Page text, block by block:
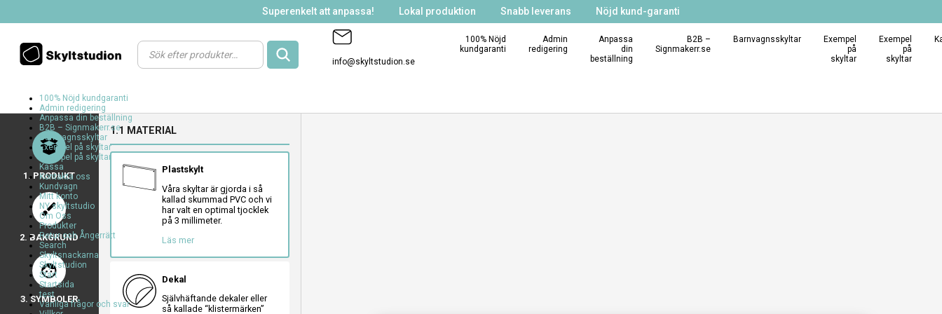
Superenkelt att anpassa! Lokal produktion Snabb leverans Nöjd kund-garanti
Products
search
info@skyltstudion.se
100% Nöjd
kundgaranti
Admin
redigering
Anpassa
din
beställning
B2B –
Signmakerr.se
Barnvagnsskyltar
Exempel
på
skyltar
Exempel
på
skyltar
100% Nöjd kundgaranti
Admin redigering
Anpassa din beställning
B2B – Signmakerr.se
Barnvagnsskyltar
Exempel på skyltar
Exempel på skyltar
Kassa
Kontakta oss
Kundvagn
Mitt konto
NY skyltstudio
Om Oss
Produkter
Retur och Ångerrätt
Search
Skyltsnackarna
Skyltstudion
Start
Startsida
test
Vanliga frågor och svar
1. PRODUKT
brush
2. BAKGRUND
face
3. SYMBOLER
1.1 MATERIAL
Plastskylt
Våra skyltar är gjorda i så
kallad skummad PVC och vi
har valt en optimal tjocklek
på 3 millimeter.
Läs mer
Dekal
Självhäftande dekaler eller
så kallade “klistermärken”